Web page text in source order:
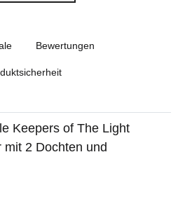
Bewertungen
Keepers of The Light
mit 2 Dochten und